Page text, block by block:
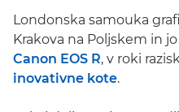
Londonska samouka
Krakova na Poljskem in
Canon EOS R, v roki
inovativne kote.